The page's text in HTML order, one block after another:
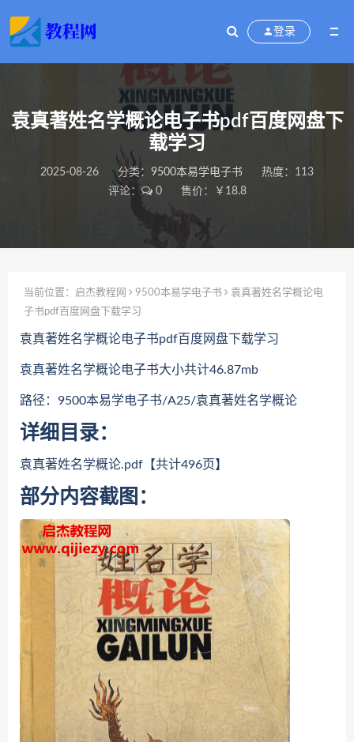
登录
袁真著姓名学概论电子书pdf百度网盘下
载学习
2025-08-26 分类： 9500本易学电子书
热度：113
评论：
0 售价：￥18.8
当前位置： 启杰教程网 9500本易学电子书
袁真著姓名学概论电
子书pdf百度网盘下载学习
袁真著姓名学概论电子书pdf百度网盘下载学习
袁真著姓名学概论电子书大小共计46.87mb
路径：9500本易学电子书/A25/袁真著姓名学概论
详细目录：
袁真著姓名学概论.pdf【共计496页】
部分内容截图：